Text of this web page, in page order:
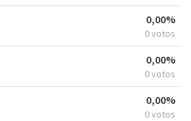
0,00%
0 votos
0,00%
0 votos
0,00%
0 votos